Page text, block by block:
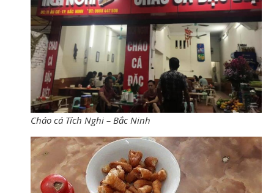
Cháo cá Tích Nghi – Bắc Ninh